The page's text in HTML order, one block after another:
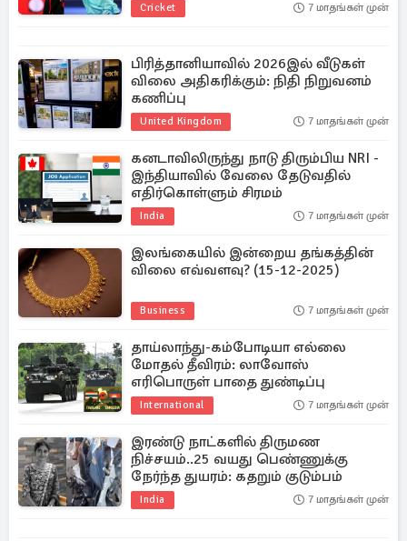
Cricket 7 மாதங்கள் முன்
பிரித்தானியாவில் 2026இல் வீடுகள்
விலை அதிகரிக்கும்: நிதி நிறுவனம்
கணிப்பு
United Kingdom 7 மாதங்கள் முன்
கனடாவிலிருந்து நாடு திரும்பிய NRI -
இந்தியாவில் வேலை தேடுவதில்
எதிர்கொள்ளும் சிரமம்
India 7 மாதங்கள் முன்
இலங்கையில் இன்றைய தங்கத்தின்
விலை எவ்வளவு? (15-12-2025)
Business 7 மாதங்கள் முன்
தாய்லாந்து-கம்போடியா எல்லை
மோதல் தீவிரம்: லாவோஸ்
எரிபொருள் பாதை துண்டிப்பு
International 7 மாதங்கள் முன்
இரண்டு நாட்களில் திருமண
நிச்சயம்..25 வயது பெண்ணுக்கு
நேர்ந்த துயரம்: கதறும் குடும்பம்
India 7 மாதங்கள் முன்